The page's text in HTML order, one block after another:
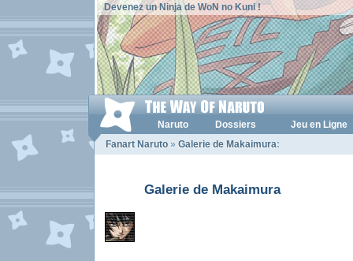
Devenez un Ninja de WoN no Kuni !
Naruto Dossiers
Jeu en Ligne
Fanart Naruto » Galerie de Makaimura:
Galerie de Makaimura